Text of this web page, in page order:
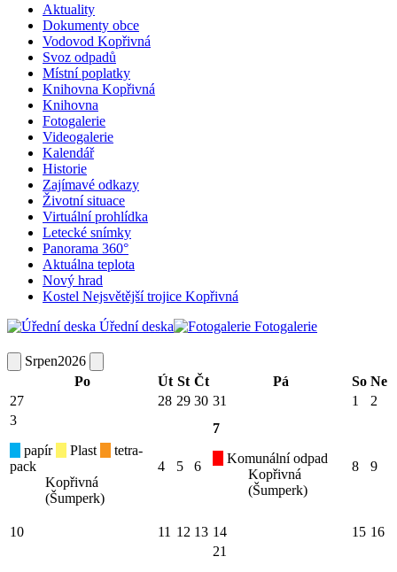
Aktuality
Dokumenty obce
Vodovod Kopřivná
Svoz odpadů
Místní poplatky
Knihovna Kopřivná
Knihovna
Fotogalerie
Videogalerie
Kalendář
Historie
Zajímavé odkazy
Životní situace
Virtuální prohlídka
Letecké snímky
Panorama 360°
Aktuálna teplota
Nový hrad
Kostel Nejsvětější trojice Kopřivná
Úřední deska
Fotogalerie
Srpen2026
Po
Út St Čt Pá So Ne
27
28 29 30 31 1
2
3
papír
Plast
tetra-
pack
Kopřivná
(Šumperk)
4 5 6
7
Komunální odpad
Kopřivná
(Šumperk)
8 9
10 11 12 13 14 15 16
21